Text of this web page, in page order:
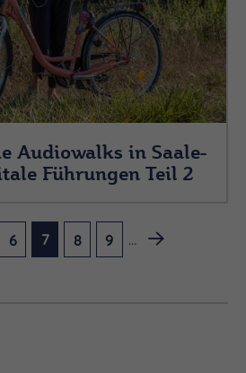
Audiowalks in Saale-
Führungen Teil 2
6 7 8 9 …